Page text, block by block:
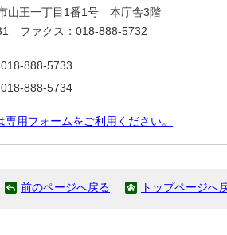
山王一丁目1番1号 本庁舎3階
ファクス：018-888-5732
888-5733
888-5734
専用フォームをご利用ください。
前のページへ戻る トップページへ